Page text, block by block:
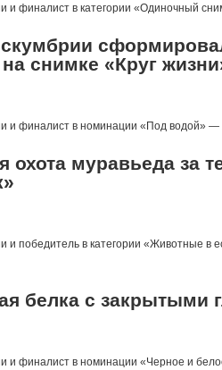
и финалист в категории «Одиночный
скумбрии
снимке «Круг
и финалист в номинации «Под водой»
охота муравьеда за
и победитель в категории «Животные в
белка с закрытыми
и финалист в номинации «Черное и